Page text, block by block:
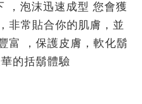
，泡沫迅速成型 您會獲
非常貼合你的肌膚，並
富 ，保護皮膚，軟化鬍
的括鬍體驗